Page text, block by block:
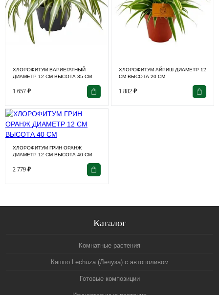
ХЛОРОФИТУМ ВАРИЕГАТНЫЙ
ДИАМЕТР 12 СМ ВЫСОТА 35 СМ
1 657 ₽
ХЛОРОФИТУМ АЙРИШ ДИАМЕТР 12
СМ ВЫСОТА 20 СМ
1 882 ₽
ХЛОРОФИТУМ ГРИН ОРАНЖ
ДИАМЕТР 12 СМ ВЫСОТА 40 СМ
2 779 ₽
Каталог
Комнатные растения
Кашпо Lechuza (Лечуза) с автополивом
Готовые композиции